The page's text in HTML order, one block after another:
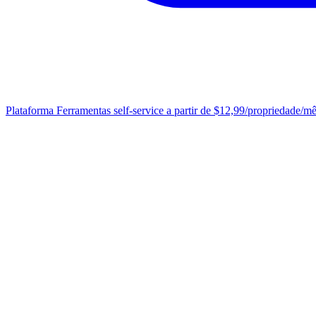
Plataforma Ferramentas self-service a partir de $12,99/propriedade/